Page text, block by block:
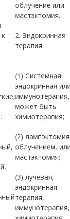
облучение или
мастэктомия.
2. Эндокринная
терапия
(1) Системная
эндокринная
иммунотерапия,
может быть
химиотерапия;
(2)
облучением,
мастэктомия;
(3) лучевая,
эндокринная
терапия,
иммунотерапия,